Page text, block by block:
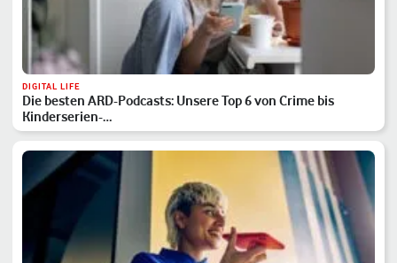
DIGITAL LIFE
Die besten ARD-Podcasts: Unsere Top 6 von Crime bis
Kinderserien-…